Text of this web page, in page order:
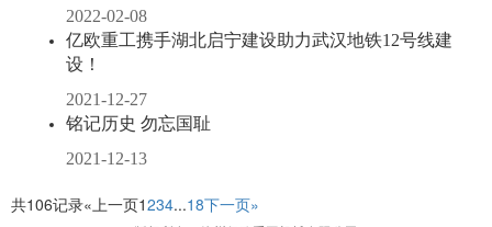
2022-02-08
亿欧重工携手湖北启宁建设助力武汉地铁12号线建
设！
2021-12-27
铭记历史 勿忘国耻
2021-12-13
共106记录«上一页1234...18下一页»